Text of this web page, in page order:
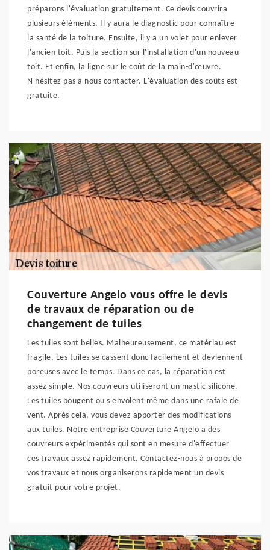
préparons l'évaluation gratuitement. Ce devis couvrira
plusieurs éléments. Il y aura le diagnostic pour connaître
la santé de la toiture. Ensuite, il y a un volet pour enlever
l'ancien toit. Puis la section sur l'installation d'un nouveau
toit. Et enfin, la ligne sur le coût de la main-d'œuvre.
N'hésitez pas à nous contacter. L'évaluation des coûts est
gratuite.
Couverture Angelo vous offre le devis
de travaux de réparation ou de
changement de tuiles
Les tuiles sont belles. Malheureusement, ce matériau est
fragile. Les tuiles se cassent donc facilement et deviennent
poreuses avec le temps. Dans ce cas, la réparation est
assez simple. Nos couvreurs utiliseront un mastic silicone.
Les tuiles bougent ou s'envolent même dans une rafale de
vent. Après cela, vous devez apporter des modifications
aux tuiles. Notre entreprise Couverture Angelo a des
couvreurs expérimentés qui sont en mesure d'effectuer
ces travaux assez rapidement. Contactez-nous à propos de
vos travaux et nous organiserons rapidement un devis
gratuit pour votre projet.